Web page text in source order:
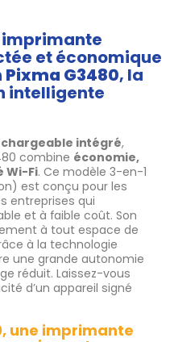
imprimante
et économique
Pixma G3480, la
intelligente
intégré,
combine économie,
Wi-Fi. Ce modèle 3-en-1
est conçu pour les
entreprises qui
et à faible coût. Son
à tout espace de
à la technologie
une grande autonomie
réduit. Laissez-vous
d’un appareil signé
une imprimante